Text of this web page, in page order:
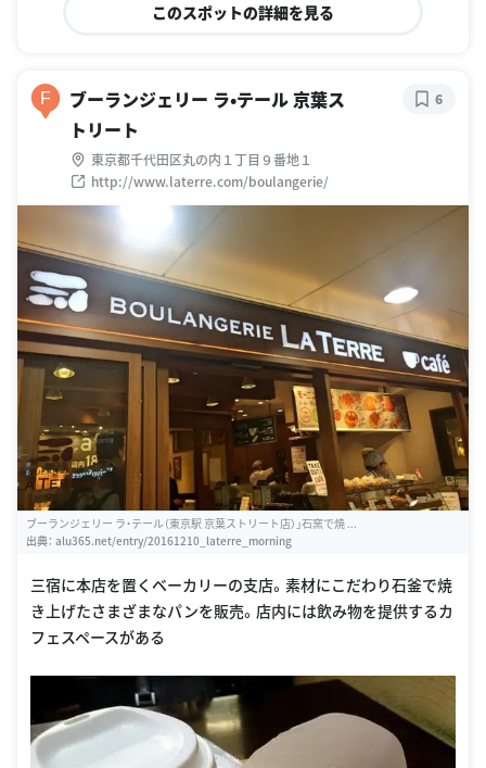
このスポットの詳細を見る
F
ブーランジェリー ラ•テール 京葉ス
トリート
東京都千代田区丸の内１丁目９番地１
http://www.laterre.com/boulangerie/
6
ブーランジェリー ラ・テール（東京駅 京葉ストリート店）」石窯で焼 ...
出典： alu365.net/entry/20161210_laterre_morning
三宿に本店を置くベーカリーの支店。素材にこだわり石釜で焼
き上げたさまざまなパンを販売。店内には飲み物を提供するカ
フェスペースがある